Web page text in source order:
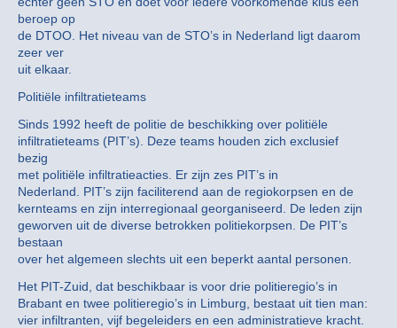
beroep op
de DTOO. Het niveau van de STO’s in Nederland ligt daarom
zeer ver
uit elkaar.
Politiële infiltratieteams
Sinds 1992 heeft de politie de beschikking over politiële
infiltratieteams (PIT’s). Deze teams houden zich exclusief
bezig
met politiële infiltratieacties. Er zijn zes PIT’s in
Nederland. PIT’s zijn faciliterend aan de regiokorpsen en de
kernteams en zijn interregionaal georganiseerd. De leden zijn
geworven uit de diverse betrokken politiekorpsen. De PIT’s
bestaan
over het algemeen slechts uit een beperkt aantal personen.
Het PIT-Zuid, dat beschikbaar is voor drie politieregio’s in
Brabant en twee politieregio’s in Limburg, bestaat uit tien man:
vier infiltranten, vijf begeleiders en een administratieve kracht.